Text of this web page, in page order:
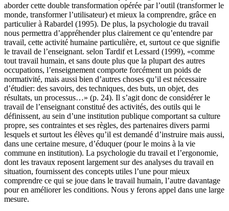
aborder cette double transformation opérée par l’outil (transformer le
monde, transformer l’utilisateur) et mieux la comprendre, grâce en
particulier à Rabardel (1995). De plus, la psychologie du travail
nous permettra d’appréhender plus clairement ce qu’entendre par
travail, cette activité humaine particulière, et, surtout ce que signifie
le travail de l’enseignant. selon Tardif et Lessard (1999), «comme
tout travail humain, et sans doute plus que la plupart des autres
occupations, l’enseignement comporte forcément un poids de
normativité, mais aussi bien d’autres choses qu’il est nécessaire
d’étudier: des savoirs, des techniques, des buts, un objet, des
résultats, un processus…» (p. 24). Il s’agit donc de considérer le
travail de l’enseignant constitué des activités, des outils qui le
définissent, au sein d’une institution publique comportant sa culture
propre, ses contraintes et ses règles, des partenaires divers parmi
lesquels et surtout les élèves qu’il est demandé d’instruire mais aussi,
dans une certaine mesure, d’éduquer (pour le moins à la vie
commune en institution). La psychologie du travail et l’ergonomie,
dont les travaux reposent largement sur des analyses du travail en
situation, fournissent des concepts utiles l’une pour mieux
comprendre ce qui se joue dans le travail humain, l’autre davantage
pour en améliorer les conditions. Nous y ferons appel dans une large
mesure.